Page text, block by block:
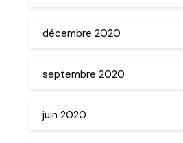
décembre 2020
septembre 2020
juin 2020